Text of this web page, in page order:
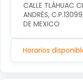
CALLE TLÁHUAC
ANDRÉS,
DE MEXICO
Horarios